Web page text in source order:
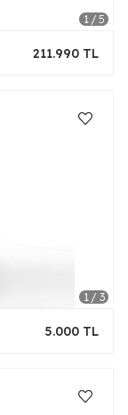
211.990 TL
5.000 TL